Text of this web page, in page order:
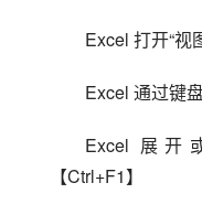
Excel 打开“
Excel 通过键
Excel 展
【Ctrl+F1】